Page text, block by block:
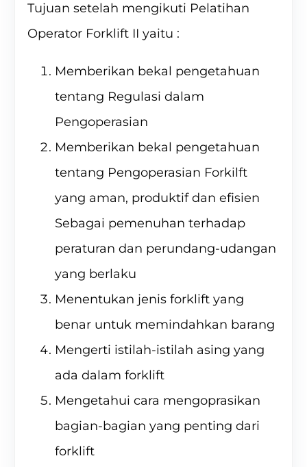
Tujuan setelah mengikuti Pelatihan
Operator Forklift II yaitu :
Memberikan bekal pengetahuan
tentang Regulasi dalam
Pengoperasian
Memberikan bekal pengetahuan
tentang Pengoperasian Forkilft
yang aman, produktif dan efisien
Sebagai pemenuhan terhadap
peraturan dan perundang-udangan
yang berlaku
Menentukan jenis forklift yang
benar untuk memindahkan barang
Mengerti istilah-istilah asing yang
ada dalam forklift
Mengetahui cara mengoprasikan
bagian-bagian yang penting dari
forklift